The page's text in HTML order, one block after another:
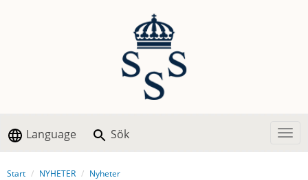
Language Sök
Start NYHETER Nyheter